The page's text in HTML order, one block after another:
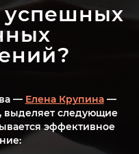
успешных
— Елена Крупина—
выделяет следующие
эффективное